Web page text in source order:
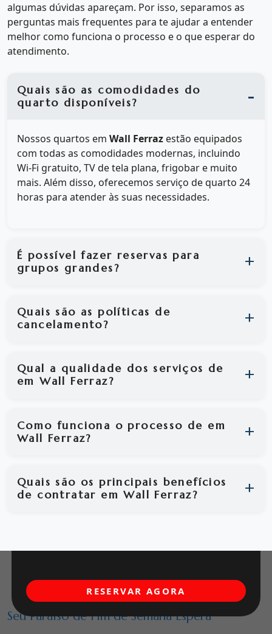
algumas dúvidas apareçam. Por isso, separamos as
perguntas mais frequentes para te ajudar a entender
melhor como funciona o processo e o que esperar do
atendimento.
Quais são as comodidades do
quarto disponíveis?
Nossos quartos em Wall Ferraz estão equipados
com todas as comodidades modernas, incluindo
Wi-Fi gratuito, TV de tela plana, frigobar e muito
mais. Além disso, oferecemos serviço de quarto 24
horas para atender às suas necessidades.
É possível fazer reservas para
grupos grandes?
Quais são as políticas de
cancelamento?
Qual a qualidade dos serviços de
em Wall Ferraz?
Como funciona o processo de em
Wall Ferraz?
Quais são os principais benefícios
de contratar em Wall Ferraz?
Seu Paraíso de Fim de Semana Espera
RESERVAR AGORA